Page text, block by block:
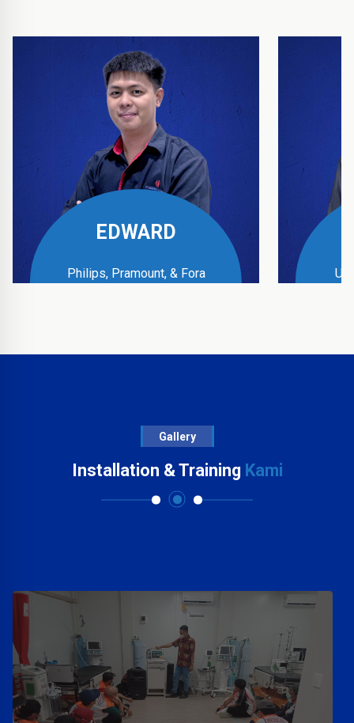
EDWARD
Philips, Pramount, & Fora
Gallery
Installation & Training Kami